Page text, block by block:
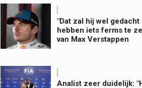
"Dat zal hij wel gedacht
hebben iets ferms te
van Max Verstappen
Analist zeer duidelijk: